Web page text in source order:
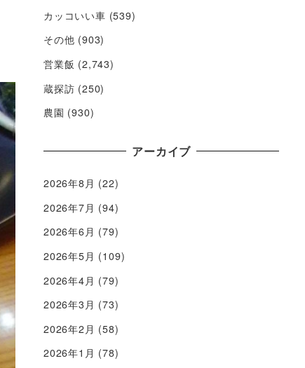
カッコいい車 (539)
その他 (903)
営業飯 (2,743)
蔵探訪 (250)
農園 (930)
アーカイブ
2026年8月 (22)
2026年7月 (94)
2026年6月 (79)
2026年5月 (109)
2026年4月 (79)
2026年3月 (73)
2026年2月 (58)
2026年1月 (78)